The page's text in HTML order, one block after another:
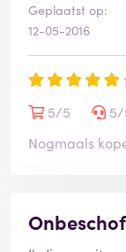
Volgende dag
Prima ervaring
Geplaatst op:
12-05-2016
5/5
Nogmaals